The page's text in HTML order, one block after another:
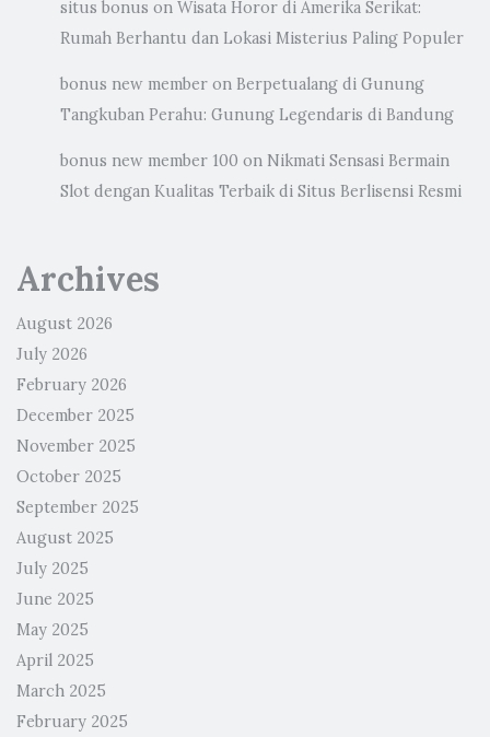
situs bonus on Wisata Horor di Amerika Serikat:
Rumah Berhantu dan Lokasi Misterius Paling Populer
bonus new member on Berpetualang di Gunung
Tangkuban Perahu: Gunung Legendaris di Bandung
bonus new member 100 on Nikmati Sensasi Bermain
Slot dengan Kualitas Terbaik di Situs Berlisensi Resmi
Archives
August 2026
July 2026
February 2026
December 2025
November 2025
October 2025
September 2025
August 2025
July 2025
June 2025
May 2025
April 2025
March 2025
February 2025